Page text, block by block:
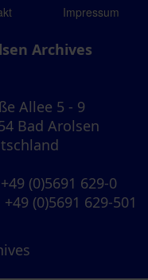
Impressum
Archives
Allee 5 - 9
Bad Arolsen
(0)5691 629-0
+49 (0)5691 629-501